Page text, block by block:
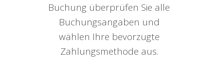
Buchung überprüfen Sie alle
Buchungsangaben und
wählen Ihre bevorzugte
Zahlungsmethode aus.